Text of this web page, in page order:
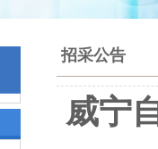
招采公告
威宁